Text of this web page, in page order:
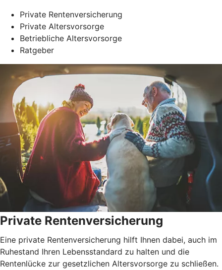
Private Rentenversicherung
Private Altersvorsorge
Betriebliche Altersvorsorge
Ratgeber
Private Rentenversicherung
Eine private Rentenversicherung hilft Ihnen dabei, auch im
Ruhestand Ihren Lebensstandard zu halten und die
Rentenlücke zur gesetzlichen Altersvorsorge zu schließen.